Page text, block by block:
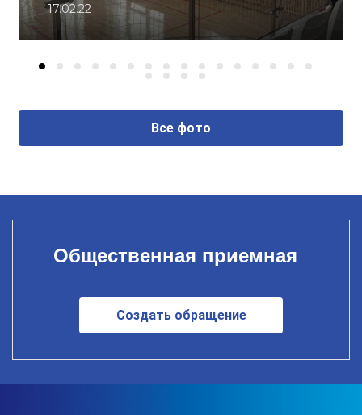
17.02.22
Все фото
Общественная приемная
Создать обращение